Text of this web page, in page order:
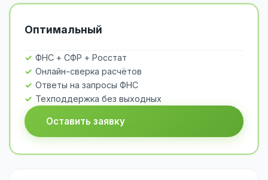
Оптимальный
ФНС + СФР + Росстат
Онлайн-сверка расчётов
Ответы на запросы ФНС
Техподдержка без выходных
Оставить заявку